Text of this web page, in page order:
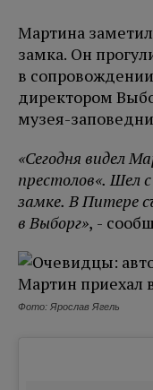
Мартина
замка. Он
в
директором
музея-
«Сегодня видел
престолов«. Шел
замке. В Питере
в Выборг», -
Фото: Ярослав Ягель